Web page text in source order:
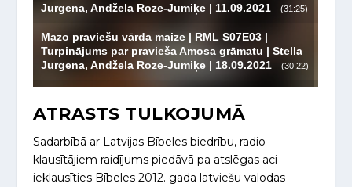
ATRASTS TULKOJUMĀ
Sadarbībā ar Latvijas Bībeles biedrību, radio
klausītājiem raidījums piedāvā pa atslēgas aci
ieklausīties Bībeles 2012. gada latviešu valodas